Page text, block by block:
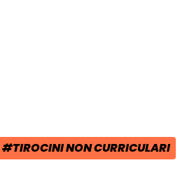
TAG:
#TIROCINI NON CURRICULARI